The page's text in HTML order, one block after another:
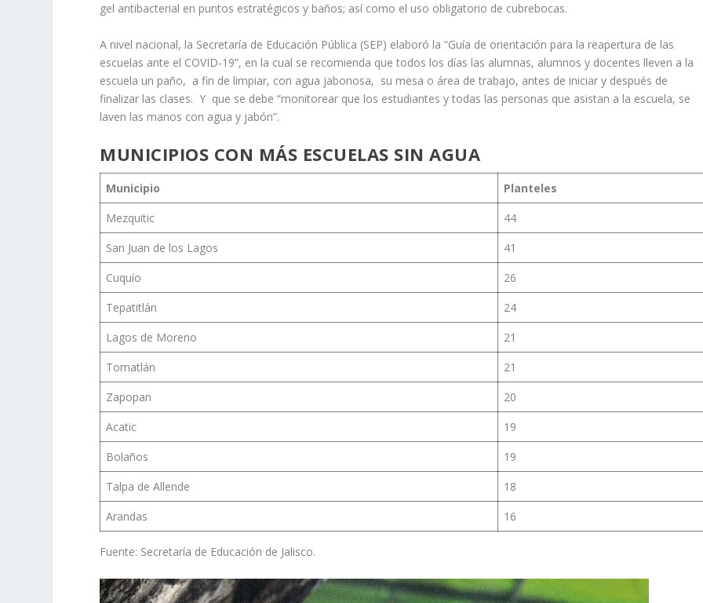
gel antibacterial en puntos estratégicos y baños; así como el uso obligatorio de cubrebocas.
A nivel nacional, la Secretaría de Educación Pública (SEP) elaboró la “Guía de orientación para la reapertura de las
escuelas ante el COVID-19”, en la cual se recomienda que todos los días las alumnas, alumnos y docentes lleven a la
escuela un paño, a fin de limpiar, con agua jabonosa, su mesa o área de trabajo, antes de iniciar y después de
finalizar las clases. Y que se debe “monitorear que los estudiantes y todas las personas que asistan a la escuela, se
laven las manos con agua y jabón”.
MUNICIPIOS CON MÁS ESCUELAS SIN AGUA
Municipio
Planteles
Mezquitic
44
San Juan de los Lagos
41
Cuquío
26
Tepatitlán
24
Lagos de Moreno
21
Tomatlán
21
Zapopan
20
Acatic
19
Bolaños
19
Talpa de Allende
18
Arandas
16
Fuente: Secretaría de Educación de Jalisco.